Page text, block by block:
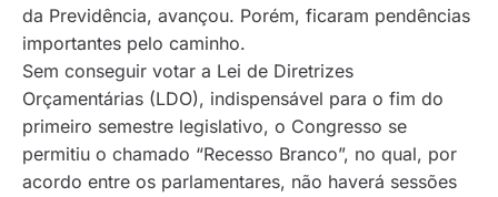
da Previdência, avançou. Porém, ficaram pendências
importantes pelo caminho.
Sem conseguir votar a Lei de Diretrizes
Orçamentárias (LDO), indispensável para o fim do
primeiro semestre legislativo, o Congresso se
permitiu o chamado “Recesso Branco”, no qual, por
acordo entre os parlamentares, não haverá sessões